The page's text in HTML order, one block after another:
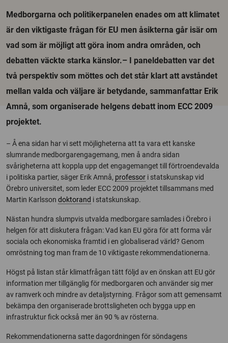
Medborgarna och politikerpanelen enades om att klimatet
är den viktigaste frågan för EU men åsikterna går isär om
vad som är möjligt att göra inom andra områden, och
debatten väckte starka känslor.– I paneldebatten var det
två perspektiv som möttes och det står klart att avståndet
mellan valda och väljare är betydande, sammanfattar Erik
Amnå, som organiserade helgens debatt inom ECC 2009
projektet.
– Å ena sidan har vi sett möjligheterna att ta vara ett kanske
slumrande medborgarengagemang, men å andra sidan
svårigheterna att koppla upp det engagemanget till förtroendevalda
i politiska partier, säger Erik Amnå, professor i statskunskap vid
Örebro universitet, som leder ECC 2009 projektet tillsammans med
Martin Karlsson doktorand i statskunskap.
Nästan hundra slumpvis utvalda medborgare samlades i Örebro i
helgen för att diskutera frågan: Vad kan EU göra för att forma vår
sociala och ekonomiska framtid i en globaliserad värld? Genom
omröstning tog man fram de 10 viktigaste rekommendationerna.
Högst på listan står klimatfrågan tätt följd av en önskan att EU gör
information mer tillgänglig för medborgaren och använder sig mer
av ramverk och mindre av detaljstyrning. Frågor som att gemensamt
bekämpa den organiserade brottsligheten och bygga upp en
infrastruktur fick också mer än 90 % av rösterna.
Rekommendationerna satte dagordningen för söndagens